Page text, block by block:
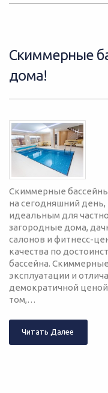
Скиммерные
дома!
Скиммерные
на сегодняшний день,
идеальным для
загородные дома,
салонов и фитнесс-
качества по
бассейна.
эксплуатации и
демократичной
том,…
Читать Далее